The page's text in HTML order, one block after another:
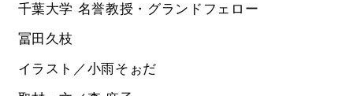
千葉大学 名誉教授・グランドフェロー
冨田久枝
イラスト／小雨そぉだ